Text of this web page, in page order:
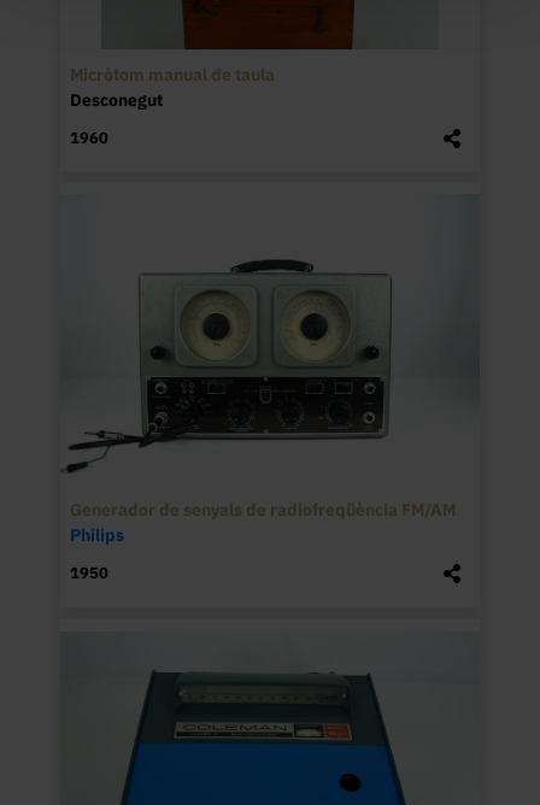
Micròtom manual de taula
Desconegut
1960
Generador de senyals de radiofreqüència FM/AM
Philips
1950